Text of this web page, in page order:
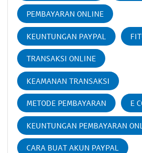
PEMBAYARAN ONLINE
KEUNTUNGAN PAYPAL
TRANSAKSI ONLINE
KEAMANAN TRANSAKSI
METODE PEMBAYARAN E
KEUNTUNGAN PEMBAYARAN
CARA BUAT AKUN PAYPAL